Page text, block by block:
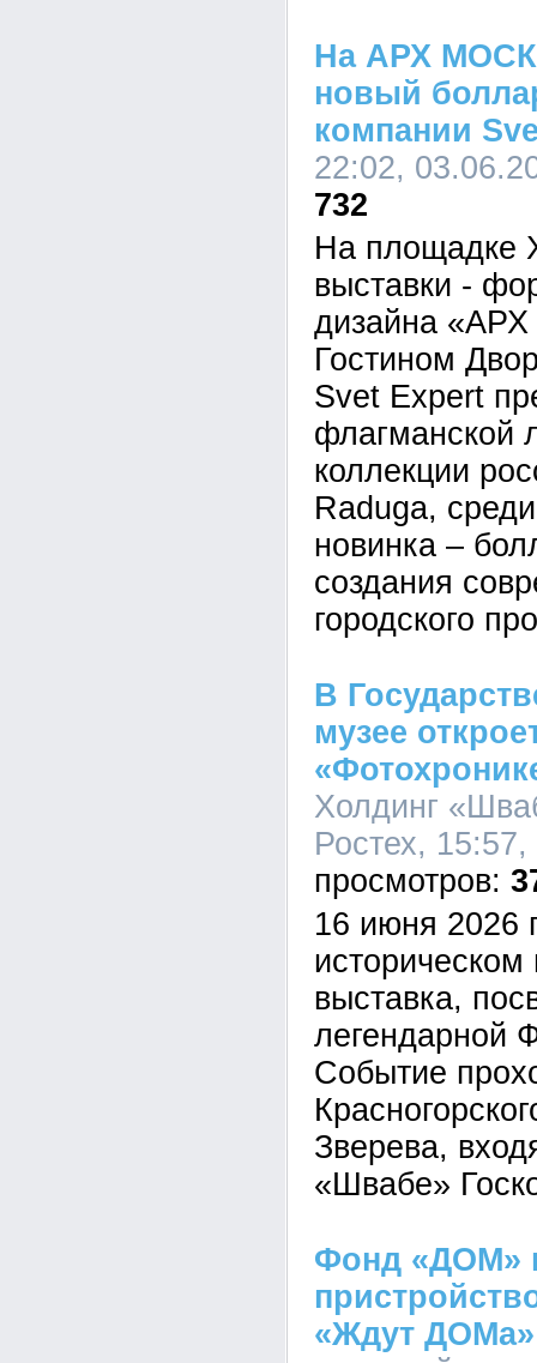
На АРХ
новый
компании
22:02,
732
На площадке
выставки -
дизайна
Гостином
Svet Expert
флагманской
коллекции
Raduga,
новинка –
создания
городского
В
музее
Холдинг
Ростех,
16 июня 2026
историческом
выставка,
легендарной
Событие
Зверева,
«Швабе»
Фонд «ДОМ»
«Ждут ДОМа»